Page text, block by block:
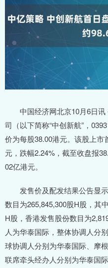
中国经济网北京10月6日
司（以下简称“中创新航”，
价为每股38.00港元。该股上市
元，跌幅2.24%，截至收盘报
02亿港元。
发售价及配发结果公告显
数目为265,845,300股H股，其
H股，香港发售股份数目为
人为华泰国际，整体协调人分
球协调人分别为华泰国际、摩
联席牵头经办人分别为华泰国